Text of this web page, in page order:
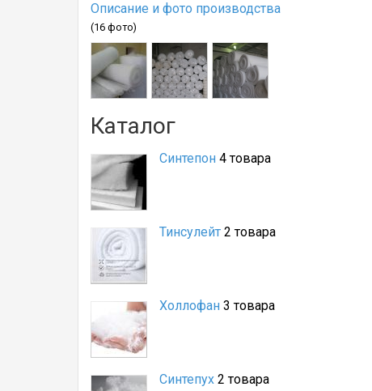
Описание и фото производства
(16 фото)
Каталог
Синтепон 4 товара
Тинсулейт 2 товара
Холлофан 3 товара
Синтепух 2 товара